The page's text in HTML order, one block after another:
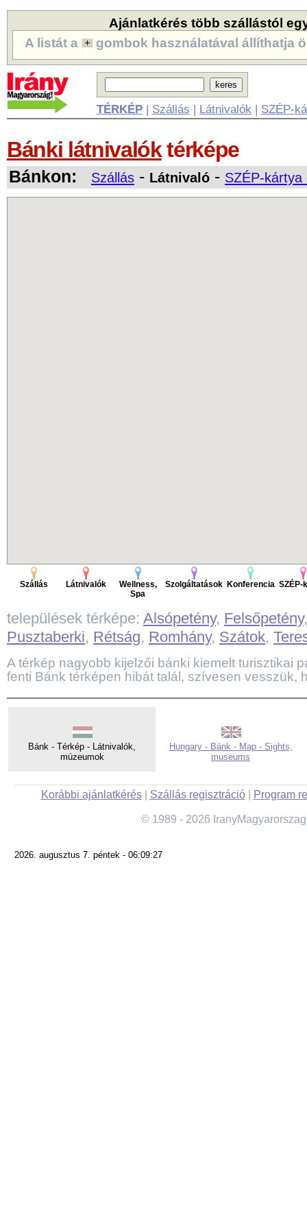
Ajánlatkérés több szállástól
A listát a
gombok használatával állíthatja
TÉRKÉP| Szállás | Látnivalók | SZÉP-
Bánki látnivalóktérképe
Bánkon: Szállás - Látnivaló - SZÉP-kártya
Szállás Látnivalók
Wellness,
Spa
Szolgáltatások Konferencia SZÉP-
települések térképe: Alsópetény, Felsőpetény
Pusztaberki, Rétság, Romhány, Szátok,
A térkép nagyobb kijelzői bánki kiemelt turisztikai
fenti Bánk térképen hibát talál, szívesen vesszük,
Bánk - Térkép - Látnivalók,
múzeumok
Hungary - Bánk - Map - Sights,
museums
Korábbi ajánlatkérés| Szállás regisztráció| Program
© 1989 - 2026
2026. augusztus 7. péntek - 06:09:27